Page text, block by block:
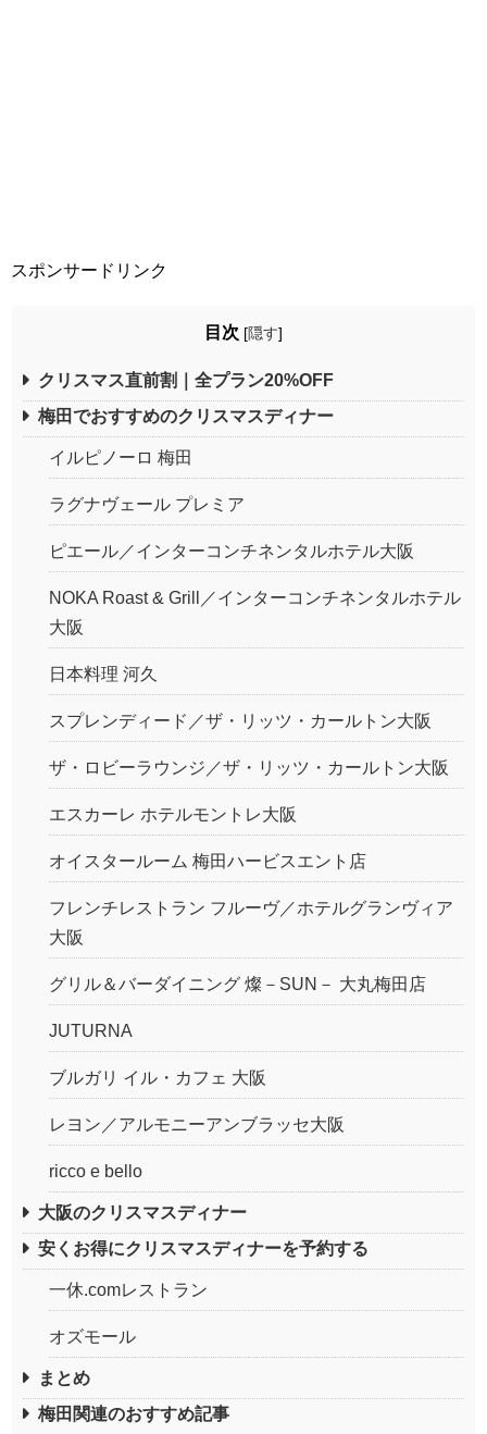
スポンサードリンク
目次 [隠す]
クリスマス直前割｜全プラン20%OFF
梅田でおすすめのクリスマスディナー
イルピノーロ 梅田
ラグナヴェール プレミア
ピエール／インターコンチネンタルホテル大阪
NOKA Roast & Grill／インターコンチネンタルホテル
大阪
日本料理 河久
スプレンディード／ザ・リッツ・カールトン大阪
ザ・ロビーラウンジ／ザ・リッツ・カールトン大阪
エスカーレ ホテルモントレ大阪
オイスタールーム 梅田ハービスエント店
フレンチレストラン フルーヴ／ホテルグランヴィア
大阪
グリル＆バーダイニング 燦－SUN－ 大丸梅田店
JUTURNA
ブルガリ イル・カフェ 大阪
レヨン／アルモニーアンブラッセ大阪
ricco e bello
大阪のクリスマスディナー
安くお得にクリスマスディナーを予約する
一休.comレストラン
オズモール
まとめ
梅田関連のおすすめ記事